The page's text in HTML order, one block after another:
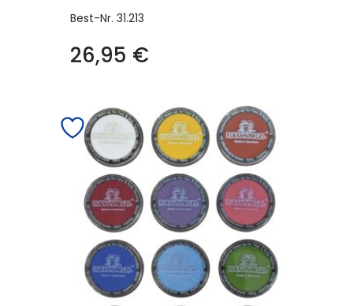
Best-Nr. 31.213
26,95 €